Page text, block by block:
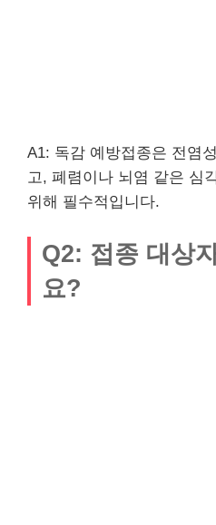
A1: 독감 예방접종은 전염
고, 폐렴이나 뇌염 같은 심
위해 필수적입니다.
Q2: 접종 대상
요?